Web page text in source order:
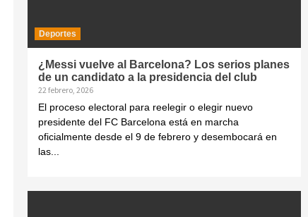
Deportes
¿Messi vuelve al Barcelona? Los serios planes
de un candidato a la presidencia del club
22 febrero, 2026
El proceso electoral para reelegir o elegir nuevo
presidente del FC Barcelona está en marcha
oficialmente desde el 9 de febrero y desembocará en
las...